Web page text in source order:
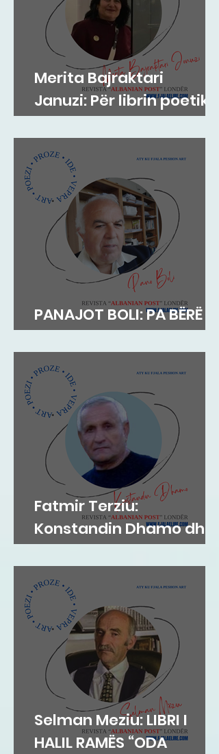
Merita Bajraktari
Januzi: Për librin poetik
”Teh nate” të Hazir
Mehmetit
PANAJOT BOLI: PA BËRË
MEKAT...
Fatmir Terziu:
Konstandin Dhamo dhe
diksursi i variacionit
Selman Meziu: LIBRI I
HALIL RAMËS “ODA